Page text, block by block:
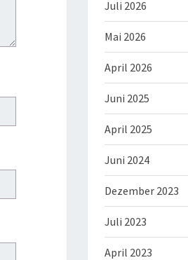
Juli 2026
Mai 2026
April 2026
Juni 2025
April 2025
Juni 2024
Dezember 2023
Juli 2023
April 2023